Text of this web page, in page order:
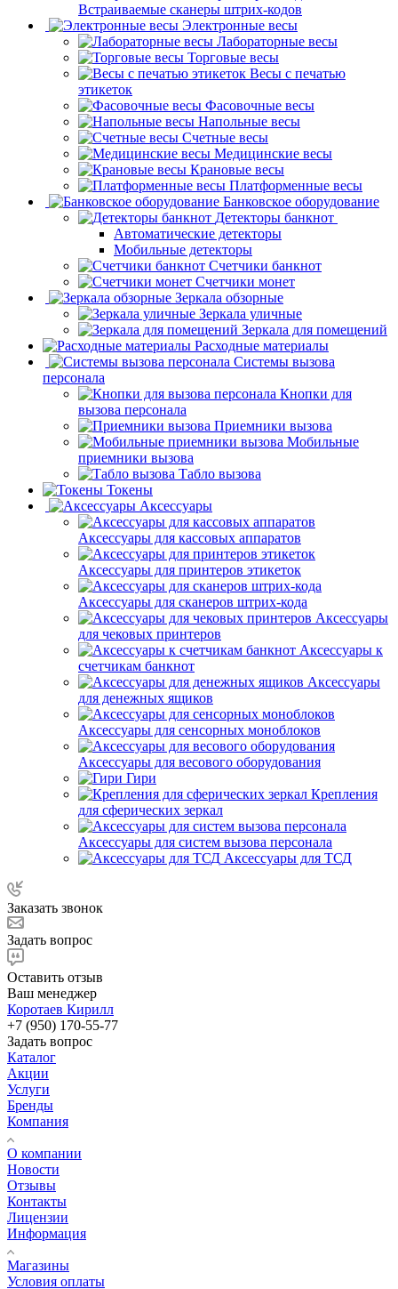
Встраиваемые сканеры штрих-кодов
Электронные весы
Лабораторные весы
Торговые весы
Весы с печатью
этикеток
Фасовочные весы
Напольные весы
Счетные весы
Медицинские весы
Крановые весы
Платформенные весы
Банковское оборудование
Детекторы банкнот
Автоматические детекторы
Мобильные детекторы
Счетчики банкнот
Счетчики монет
Зеркала обзорные
Зеркала уличные
Зеркала для помещений
Расходные материалы
Системы вызова
персонала
Кнопки для
вызова персонала
Приемники вызова
Мобильные
приемники вызова
Табло вызова
Токены
Аксессуары
Аксессуары для кассовых аппаратов
Аксессуары для принтеров этикеток
Аксессуары для сканеров штрих-кода
Аксессуары
для чековых принтеров
Аксессуары к
счетчикам банкнот
Аксессуары
для денежных ящиков
Аксессуары для сенсорных моноблоков
Аксессуары для весового оборудования
Гири
Крепления
для сферических зеркал
Аксессуары для систем вызова персонала
Аксессуары для ТСД
Заказать звонок
Задать вопрос
Оставить отзыв
Ваш менеджер
Коротаев Кирилл
+7 (950) 170-55-77
Задать вопрос
Каталог
Акции
Услуги
Бренды
Компания
О компании
Новости
Отзывы
Контакты
Лицензии
Информация
Магазины
Условия оплаты